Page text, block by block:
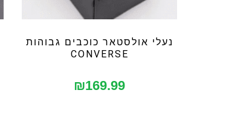
נעלי אולסטאר כוכבים גבוהות
CONVERSE
₪169.99